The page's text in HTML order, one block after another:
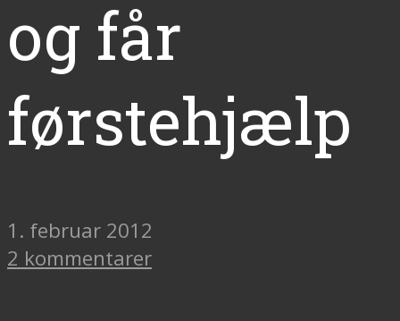
og får
førstehjælp
1. februar 2012
2 kommentarer